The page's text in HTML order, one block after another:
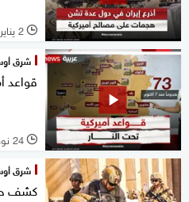
l 2 يناير 2024
شرق
قواعد
l 24 نوفمبر 2023
شرق
كشف